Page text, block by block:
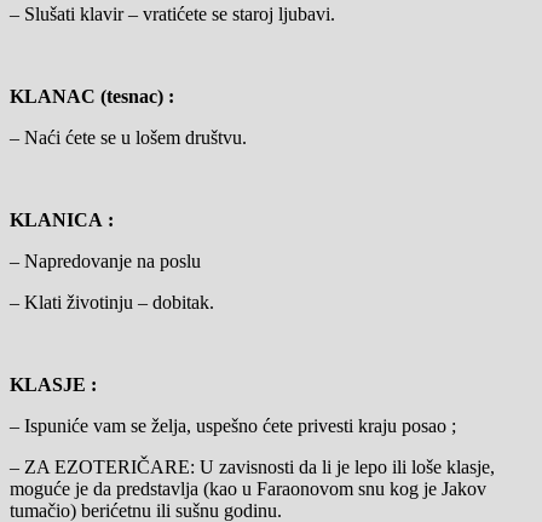
– Slušati klavir – vratićete se staroj ljubavi.
KLANAC (tesnac) :
– Naći ćete se u lošem društvu.
KLANICA :
– Napredovanje na poslu
– Klati životinju – dobitak.
KLASJE :
– Ispuniće vam se želja, uspešno ćete privesti kraju posao ;
– ZA EZOTERIČARE: U zavisnosti da li je lepo ili loše klasje,
moguće je da predstavlja (kao u Faraonovom snu kog je Jakov
tumačio) berićetnu ili sušnu godinu.